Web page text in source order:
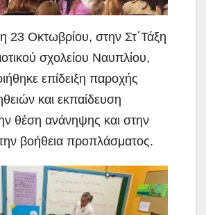
23 Οκτωβρίου, στην Στ΄Τάξη
σχολείου Ναυπλίου,
επίδειξη παροχής
και εκπαίδευση
θέση ανάνηψης και στην
βοήθεια προπλάσματος.